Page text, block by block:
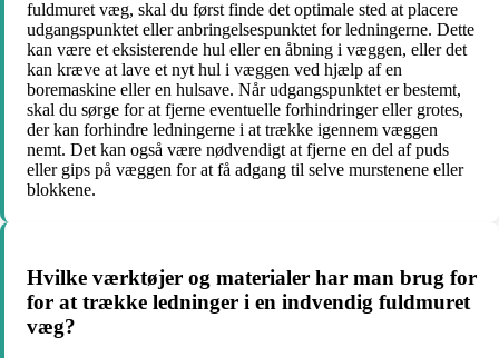
fuldmuret væg, skal du først finde det optimale sted at placere
udgangspunktet eller anbringelsespunktet for ledningerne. Dette
kan være et eksisterende hul eller en åbning i væggen, eller det
kan kræve at lave et nyt hul i væggen ved hjælp af en
boremaskine eller en hulsave. Når udgangspunktet er bestemt,
skal du sørge for at fjerne eventuelle forhindringer eller grotes,
der kan forhindre ledningerne i at trække igennem væggen
nemt. Det kan også være nødvendigt at fjerne en del af puds
eller gips på væggen for at få adgang til selve murstenene eller
blokkene.
Hvilke værktøjer og materialer har man brug for
for at trække ledninger i en indvendig fuldmuret
væg?